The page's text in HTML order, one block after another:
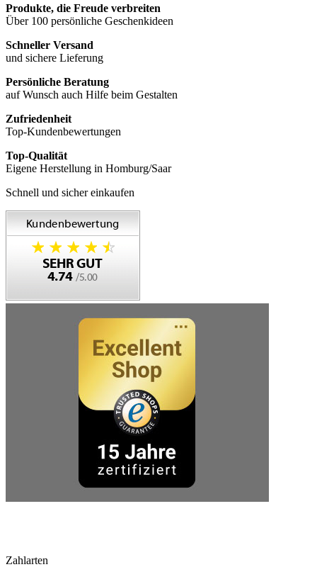
Produkte, die Freude verbreiten
Über 100 persönliche Geschenkideen
Schneller Versand
und sichere Lieferung
Persönliche Beratung
auf Wunsch auch Hilfe beim Gestalten
Zufriedenheit
Top-Kundenbewertungen
Top-Qualität
Eigene Herstellung in Homburg/Saar
Schnell und sicher einkaufen
Zahlarten